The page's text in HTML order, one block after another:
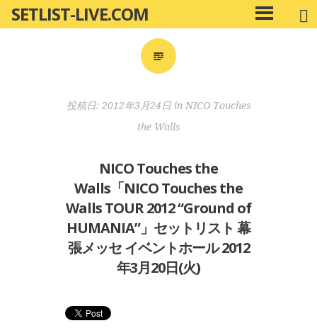
ン
SETLIST-LIVE.COM
メ
イ
投稿日: 2012年3月24日in NICO Touches
the Walls
NICO Touches the
Walls「NICO Touches the
Walls TOUR 2012 “Ground of
HUMANIA”」セットリスト 幕
張メッセ イベントホール 2012
年3月20日(火)